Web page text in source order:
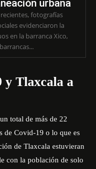
urbana
recientes, fotografías
evidenciaron la
en la barranca Xico,
y Tlaxcala a
total de más de 22
de Covid-19 o lo que es
de Tlaxcala estuvieran
con la población de solo